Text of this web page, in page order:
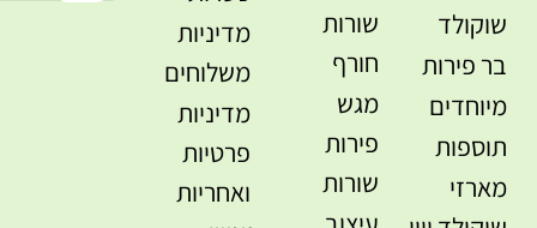
שוקולד
בר פירות
מיוחדים
תוספות
מארזי
שורות
חורף
מגש
פירות
שורות
מדיניות
משלוחים
מדיניות
פרטיות
ואחריות